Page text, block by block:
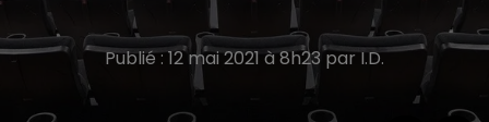
Publié : 12 mai 2021 à 8h23 par I.D.